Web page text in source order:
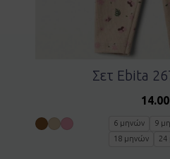
Σετ Ebita
14.00
6 μηνών 9
18 μηνών
24